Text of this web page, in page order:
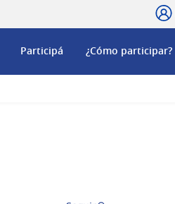
Participá ¿Cómo participar?